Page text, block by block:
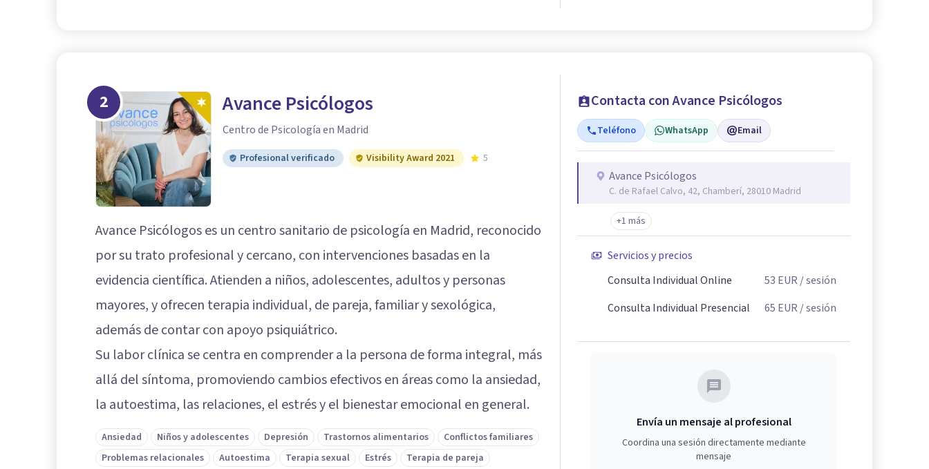
2 Avance Psicólogos
Centro de Psicología en Madrid
Profesional verificado Visibility Award 2021 5
Avance Psicólogos es un centro sanitario de psicología en Madrid, reconocido
por su trato profesional y cercano, con intervenciones basadas en la
evidencia científica. Atienden a niños, adolescentes, adultos y personas
mayores, y ofrecen terapia individual, de pareja, familiar y sexológica,
además de contar con apoyo psiquiátrico.
Su labor clínica se centra en comprender a la persona de forma integral, más
allá del síntoma, promoviendo cambios efectivos en áreas como la ansiedad,
la autoestima, las relaciones, el estrés y el bienestar emocional en general.
Ansiedad Niños y adolescentes Depresión Trastornos alimentarios
Conflictos familiares
Problemas relacionales
Autoestima Terapia sexual Estrés Terapia de pareja
Contacta con Avance Psicólogos
Teléfono WhatsApp Email
Avance Psicólogos
C. de Rafael Calvo, 42, Chamberí, 28010 Madrid
+1 más
Servicios y precios
Consulta Individual Online
53 EUR / sesión
Consulta Individual Presencial
65 EUR / sesión
Envía un mensaje al profesional
Coordina una sesión directamente mediante
mensaje